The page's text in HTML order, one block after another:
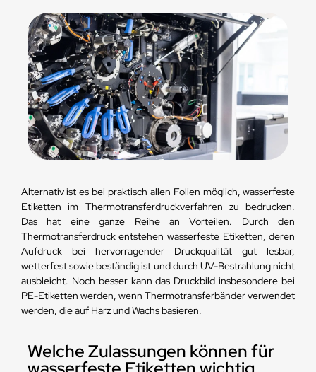
Alternativ ist es bei praktisch allen Folien möglich, wasserfeste
Etiketten im Thermotransferdruckverfahren zu bedrucken.
Das hat eine ganze Reihe an Vorteilen. Durch den
Thermotransferdruck entstehen wasserfeste Etiketten, deren
Aufdruck bei hervorragender Druckqualität gut lesbar,
wetterfest sowie beständig ist und durch UV-Bestrahlung nicht
ausbleicht. Noch besser kann das Druckbild insbesondere bei
PE-Etiketten werden, wenn Thermotransferbänder verwendet
werden, die auf Harz und Wachs basieren.
Welche Zulassungen können für